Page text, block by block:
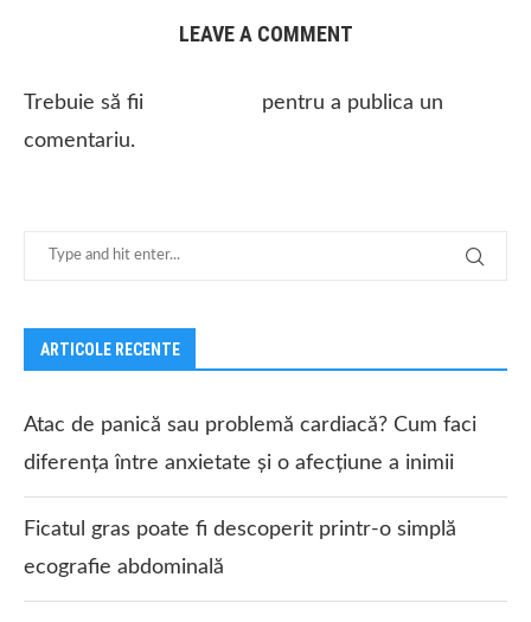
LEAVE A COMMENT
Trebuie să fii
pentru a publica un
comentariu.
ARTICOLE RECENTE
Atac de panică sau problemă cardiacă? Cum faci
diferența între anxietate și o afecțiune a inimii
Ficatul gras poate fi descoperit printr-o simplă
ecografie abdominală